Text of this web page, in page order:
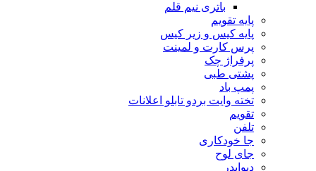
باتری نیم قلم
پایه تقویم
پایه کیس و زیر کیس
پرس کارت و لمینت
پرفراژ چک
پشتی طبی
پمپ باد
تخته وایت بردو تابلو اعلانات
تقویم
تلفن
جا خودکاری
جای لوح
دیوایدر